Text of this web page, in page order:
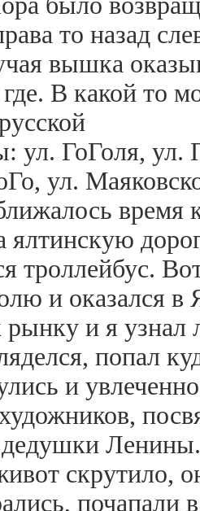
то назад
вышка
где. В какой то
ул. ГоГоля,
ул.
время
троллейбус.
и оказался в
рынку и я узнал
попал
и
художников,
Ленины.
скрутило,
почапали